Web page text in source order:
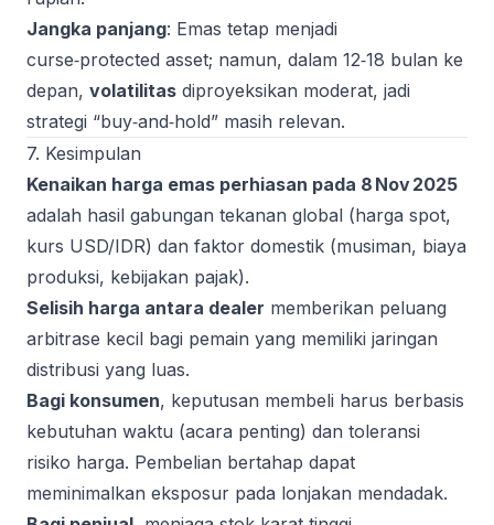
Jangka panjang: Emas tetap menjadi
curse‑protected asset; namun, dalam 12‑18 bulan ke
depan, volatilitas diproyeksikan moderat, jadi
strategi “buy‑and‑hold” masih relevan.
7. Kesimpulan
Kenaikan harga emas perhiasan pada 8 Nov 2025
adalah hasil gabungan tekanan global (harga spot,
kurs USD/IDR) dan faktor domestik (musiman, biaya
produksi, kebijakan pajak).
Selisih harga antara dealer memberikan peluang
arbitrase kecil bagi pemain yang memiliki jaringan
distribusi yang luas.
Bagi konsumen, keputusan membeli harus berbasis
kebutuhan waktu (acara penting) dan toleransi
risiko harga. Pembelian bertahap dapat
meminimalkan eksposur pada lonjakan mendadak.